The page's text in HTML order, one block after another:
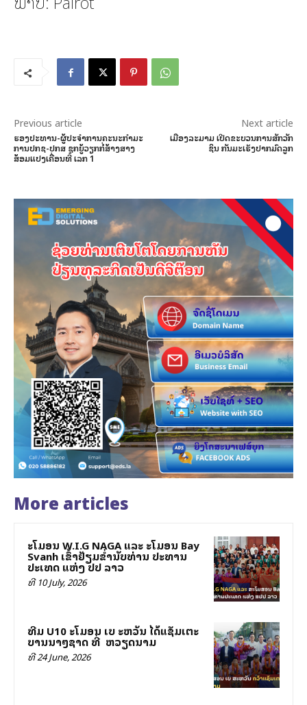
Previous article
ຮອງປະທານ-ຜູ້ປະຈຳການຄະນະກຳມະ
ການປກຊ-ປກສ ຊຸກຍູ້ວຽກກໍ່ສ້າງສາງ
ສ້ອມແປງເຄື່ອນທີ່ ເລກ 1
Next article
ເມືອງລະມາມ ເປີດຂະບວນການສັກວັກ
ຊິນ ກັນມະເຮັງປາກມົດລູກ
More articles
ສະໂມສອນ W.I.G NAGA ແລະ ສະໂມສອນ Bay
Svanh ເຂົ້າຢ້ຽມຂ່ຳນັບທ່ານ ປະທານ
ປະເທດ ແຫ່ງ ສປປ ລາວ
ທີ 10 July, 2026
ທີມ U10 ສະໂມສອນ ເບ ສະຫວັນ ໄດ້ແຊັມເຕະ
ບານນາໆຊາດ ທີ່ ສສ ຫວຽດນາມ
ທີ 24 June, 2026